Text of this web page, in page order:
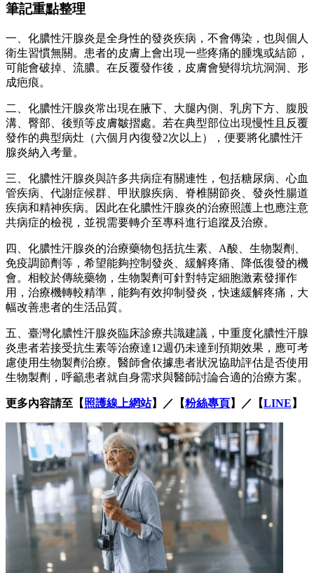
筆記重點整理
一、化膿性汗腺炎是全身性的發炎疾病，不會傳染，也與個人
衛生習慣無關。患者的皮膚上會出現一些疼痛的腫塊或結節，
可能會破掉、流膿。在反覆發作後，皮膚會變得坑坑洞洞、形
成疤痕。
二、化膿性汗腺炎常出現在腋下、大腿內側、乳房下方、腹股
溝、臀部、後頸等皮膚皺摺處。若在典型部位出現慢性且反覆
發作的典型病灶（六個月內復發2次以上），便要將化膿性汗
腺炎納入考量。
三、化膿性汗腺炎與許多共病症有關連性，包括糖尿病、心血
管疾病、代謝症候群、甲狀腺疾病、脊椎關節炎、發炎性腸道
疾病和精神疾病。因此在化膿性汗腺炎的治療照護上也應注意
共病症的檢視，並視需要轉介至專科進行追蹤及治療。
四、化膿性汗腺炎的治療藥物包括抗生素、A酸、生物製劑、
免疫調節劑等，希望能夠控制發炎、緩解疼痛、降低復發的機
會。相較於傳統藥物，生物製劑可針對特定細胞激素發揮作
用，治療機轉較精準，能夠有效抑制發炎，快速緩解疼痛，大
幅改善患者的生活品質。
五、臺灣化膿性汗腺炎臨床診療共識建議，中重度化膿性汗腺
炎患者若接受抗生素等治療達12週仍未達到預期效果，應可考
慮使用生物製劑治療。醫師會依據患者狀況協助評估是否使用
生物製劑，呼籲患者就自身需求與醫師討論合適的治療方案。
更多內容請至【照護線上網站】／【粉絲專頁】／【LINE 】